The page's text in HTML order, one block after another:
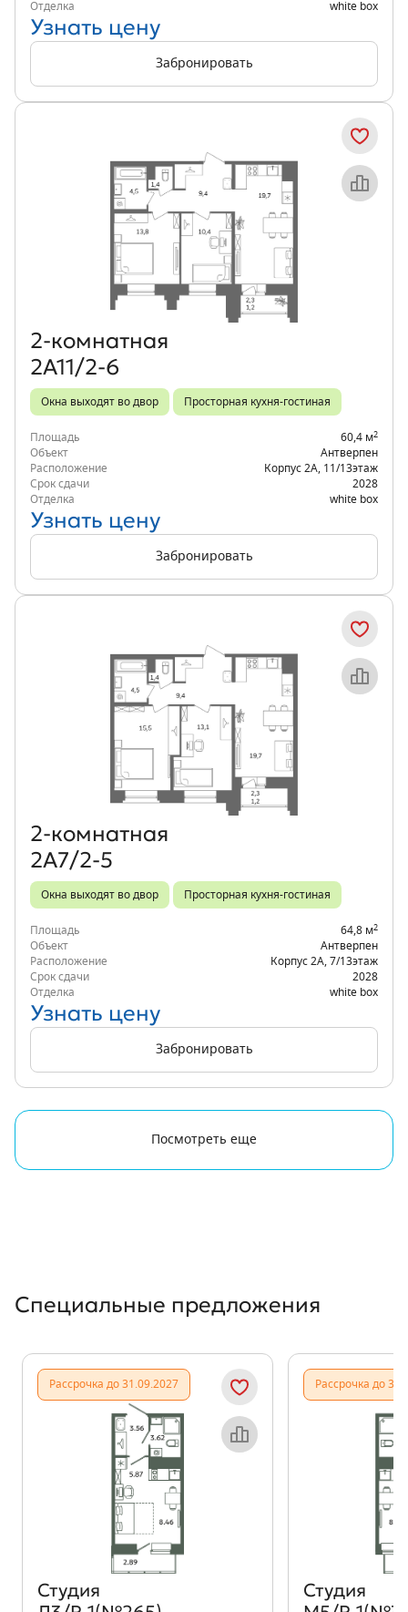
Отделка
white box
Узнать цену
Забронировать
Объект месяца
2‑комнатная
2А11/2-6
Окна выходят во двор Просторная кухня-гостиная
Площадь 60,4 м2
Объект
Антверпен
Расположение
Корпус 2А 11/13этаж
Срок сдачи
2028
Отделка
white box
Узнать цену
Забронировать
Объект месяца
2‑комнатная
2А7/2-5
Окна выходят во двор Просторная кухня-гостиная
Площадь 64,8 м2
Объект
Антверпен
Расположение
Корпус 2А 7/13этаж
Срок сдачи
2028
Отделка
white box
Узнать цену
Забронировать
Посмотреть еще
Специальные предложения
Рассрочка до 31.09.2027
Объект месяца
Студия
Рассрочка до
Студия